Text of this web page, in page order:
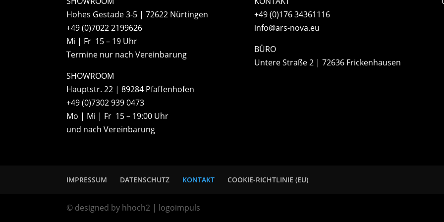
Hohes Gestade 3-5 | 72622 Nürtingen
+49 (0)7022 2199626
Mi | Fr 15 – 19 Uhr
Termine nur nach Vereinbarung
SHOWROOM
Hauptstr. 22 | 89284 Pfaffenhofen
+49 (0)7302 939 0473
Mo | Mi | Fr 15 – 19:00 Uhr
und nach Vereinbarung
+49 (0)176 34361116
info@ars-nova.eu
BÜRO
Untere Straße 2 | 72636 Frickenhausen
IMPRESSUM DATENSCHUTZ KONTAKT COOKIE-RICHTLINIE (EU)
© designed by hhoch2 | logoimpuls